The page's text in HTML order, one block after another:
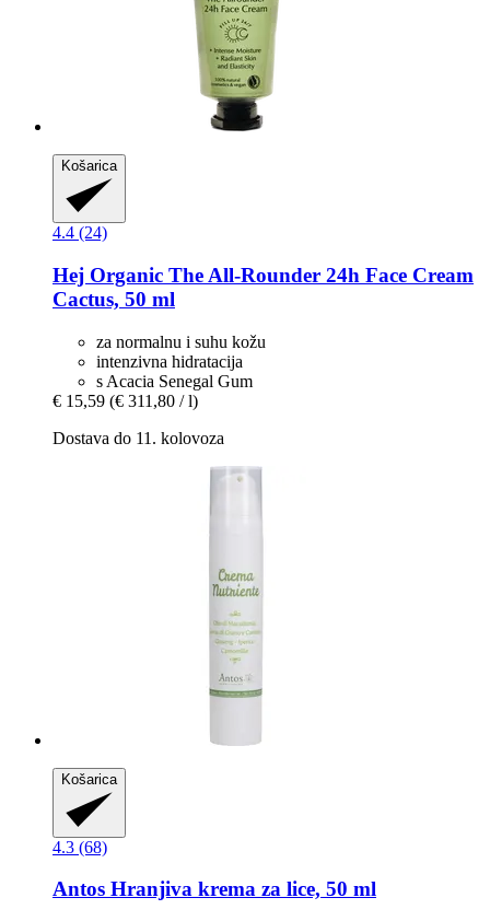
Košarica
4.4 (24)
Hej Organic The All-​Rounder 24h Face Cream
Cactus, 50 ml
za normalnu i suhu kožu
intenzivna hidratacija
s Acacia Senegal Gum
€ 15,59 (€ 311,80 / l)
Dostava do 11. kolovoza
Košarica
4.3 (68)
Antos Hranjiva krema za lice, 50 ml